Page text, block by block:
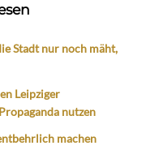
Stadt nur noch mäht,
Leipziger
nutzen
machen